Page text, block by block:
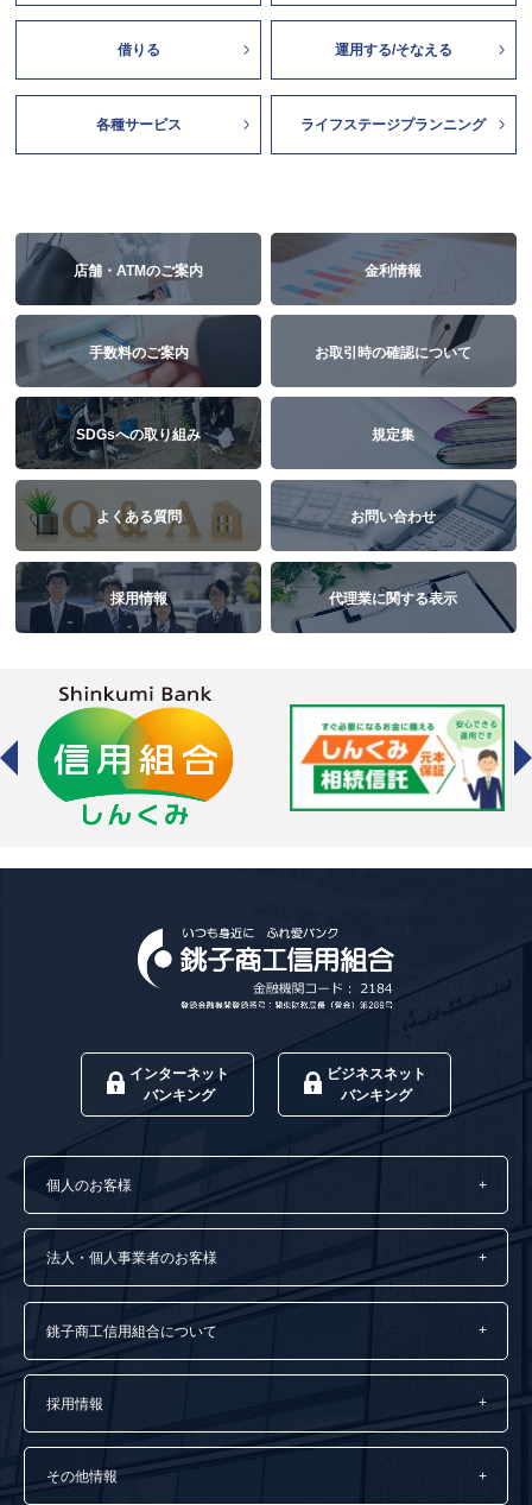
借りる 運用する/そなえる
各種サービス ライフステージプランニング
店舗・ATMのご案内 金利情報
手数料のご案内 お取引時の確認について
SDGsへの取り組み 規定集
よくある質問 お問い合わせ
採用情報 代理業に関する表示
インターネット
バンキング
ビジネスネット
バンキング
個人のお客様
法人・個人事業者のお客様
銚子商工信用組合について
採用情報
その他情報